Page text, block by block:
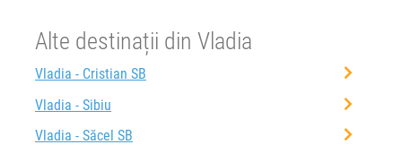
Alte destinații din Vladia
Vladia - Cristian SB
Vladia - Sibiu
Vladia - Săcel SB